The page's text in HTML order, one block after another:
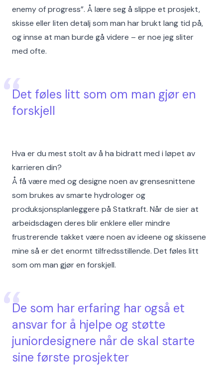
enemy of progress”. Å lære seg å slippe et prosjekt,
skisse eller liten detalj som man har brukt lang tid på,
og innse at man burde gå videre – er noe jeg sliter
med ofte.
Det føles litt som om man gjør en
forskjell
Hva er du mest stolt av å ha bidratt med i løpet av
karrieren din?
Å få være med og designe noen av grensesnittene
som brukes av smarte hydrologer og
produksjonsplanleggere på Statkraft. Når de sier at
arbeidsdagen deres blir enklere eller mindre
frustrerende takket være noen av ideene og skissene
mine så er det enormt tilfredsstillende. Det føles litt
som om man gjør en forskjell.
De som har erfaring har også et
ansvar for å hjelpe og støtte
juniordesignere når de skal starte
sine første prosjekter